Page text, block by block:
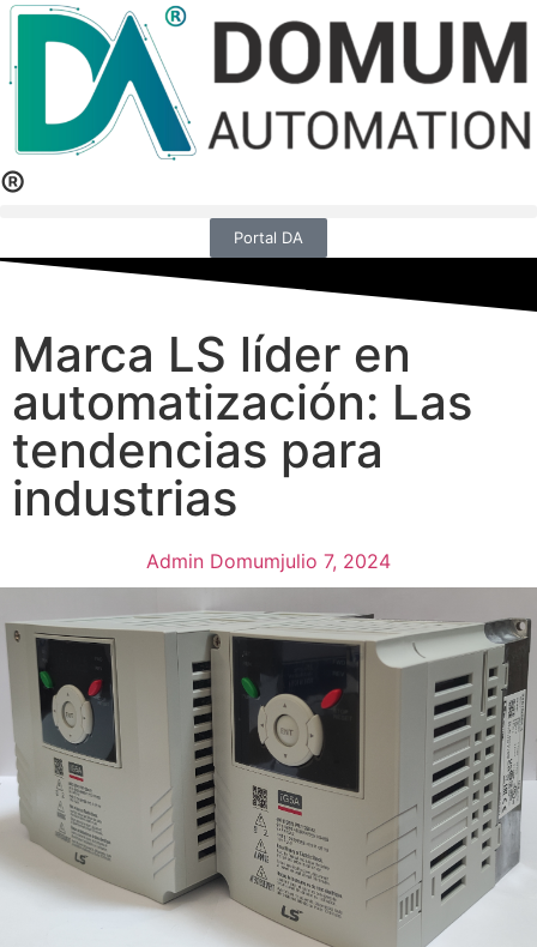
®
Portal DA
Marca LS líder en
automatización: Las
tendencias para
industrias
Admin Domumjulio 7, 2024